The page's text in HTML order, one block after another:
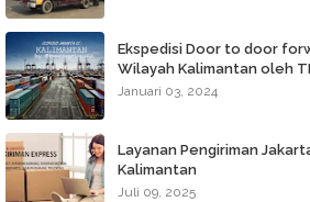
Ekspedisi Door to door
Wilayah Kalimantan oleh
Januari 03, 2024
Layanan Pengiriman
Kalimantan
Juli 09, 2025